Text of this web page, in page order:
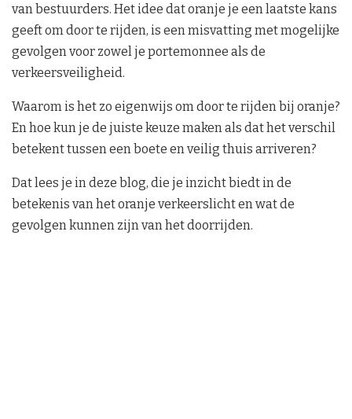
van bestuurders. Het idee dat oranje je een laatste kans
geeft om door te rijden, is een misvatting met mogelijke
gevolgen voor zowel je portemonnee als de
verkeersveiligheid.
Waarom is het zo eigenwijs om door te rijden bij oranje?
En hoe kun je de juiste keuze maken als dat het verschil
betekent tussen een boete en veilig thuis arriveren?
Dat lees je in deze blog, die je inzicht biedt in de
betekenis van het oranje verkeerslicht en wat de
gevolgen kunnen zijn van het doorrijden.